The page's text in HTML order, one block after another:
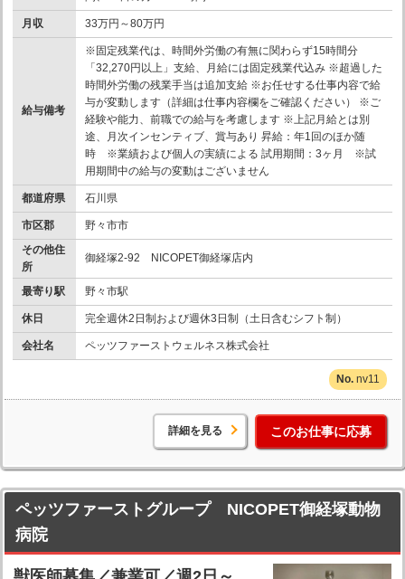
月収 33万円～80万円
給与備考
※固定残業代は、時間外労働の有無に関わらず15時間分
「32,270円以上」支給、月給には固定残業代込み ※超過した
時間外労働の残業手当は追加支給 ※お任せする仕事内容で給
与が変動します（詳細は仕事内容欄をご確認ください） ※ご
経験や能力、前職での給与を考慮します ※上記月給とは別
途、月次インセンティブ、賞与あり 昇給：年1回のほか随
時 ※業績および個人の実績による 試用期間：3ヶ月 ※試
用期間中の給与の変動はございません
都道府県 石川県
市区郡
野々市市
その他住
所
御経塚2-92 NICOPET御経塚店内
最寄り駅 野々市駅
休日 完全週休2日制および週休3日制（土日含むシフト制）
会社名 ペッツファーストウェルネス株式会社
nv11
詳細を見る このお仕事に応募
ペッツファーストグループ NICOPET御経塚動物
病院